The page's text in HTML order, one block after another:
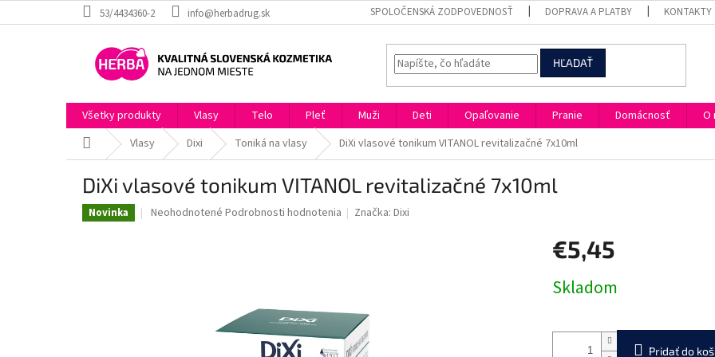
na
53/4434360-2 info@herbadrug.sk SPOLOČENSKÁ ZODPOVEDNOSŤ DOPRAVA A PLATBY KONTAKTY
HĽADAŤ
Všetky produkty Vlasy Telo Pleť Muži Deti Opaľovanie Pranie Domácnosť O
DomovVlasy Dixi Toniká na vlasy DiXi vlasové tonikum VITANOL revitalizačné 7x10ml
DiXi vlasové tonikum VITANOL revitalizačné 7x10ml
Novinka
Priemerné
Neohodnotené Podrobnosti hodnotenia Značka:Dixi
€5,45
cena:
Skladom
Pridať do